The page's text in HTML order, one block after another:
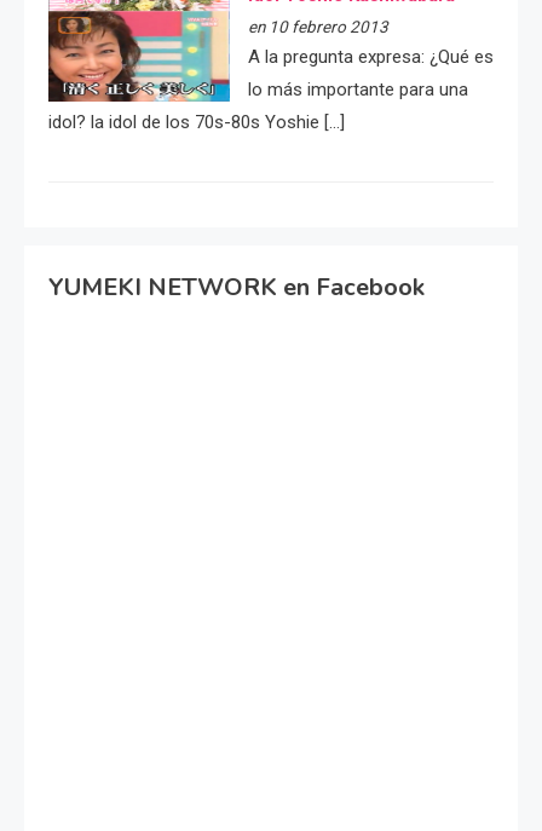
en 10 febrero 2013
A la pregunta expresa: ¿Qué es
lo más importante para una
idol? la idol de los 70s-80s Yoshie […]
YUMEKI NETWORK en Facebook